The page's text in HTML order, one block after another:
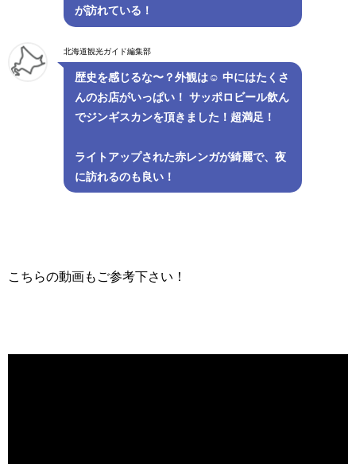
が訪れている！
北海道観光ガイド編集部
歴史を感じるな〜？外観は☺️ 中にはたくさ
んのお店がいっぱい！ サッポロビール飲ん
でジンギスカンを頂きました！超満足！
ライトアップされた赤レンガが綺麗で、夜
に訪れるのも良い！
こちらの動画もご参考下さい！